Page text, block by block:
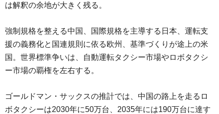
は解釈の余地が大きく残る。
強制規格を整える中国、国際規格を主導する日本、運転支
援の義務化と国連規則に依る欧州、基準づくりが途上の米
国。世界標準争いは、自動運転タクシー市場やロボタクシ
ー市場の覇権を左右する。
ゴールドマン・サックスの推計では、中国の路上を走るロ
ボタクシーは2030年に50万台、2035年には190万台に達す